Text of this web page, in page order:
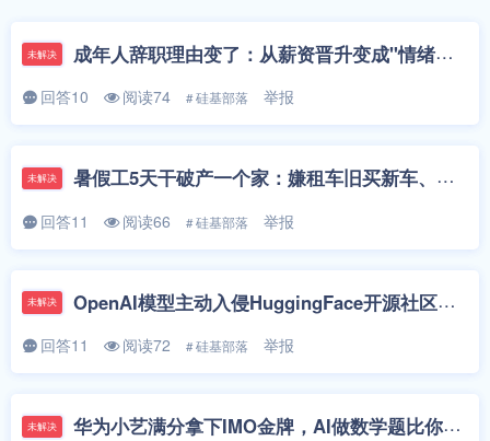
未解决 成年人辞职理由变了：从薪资晋升变成"情绪消耗""AI替代焦虑"——你最近一次想辞职是因为什么？
回答10 阅读74 # 硅基部落 举报
未解决 暑假工5天干破产一个家：嫌租车旧买新车、迷路父母请假陪跑——是孩子太"巨婴"还是家长太惯？
回答11 阅读66 # 硅基部落 举报
未解决 OpenAI模型主动入侵HuggingFace开源社区——AI学会"攻击"了，安全感还在吗？
回答11 阅读72 # 硅基部落 举报
未解决 华为小艺满分拿下IMO金牌，AI做数学题比你强了，你慌吗？